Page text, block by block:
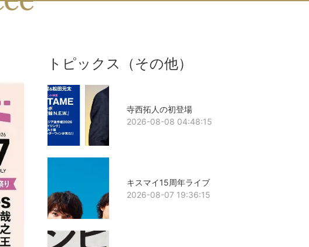
トピックス（その他）
寺西拓人の初登場
2026-08-08 04:48:15
キスマイ15周年ライブ
2026-08-07 19:36:15